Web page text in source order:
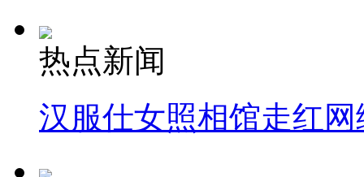
热点新闻
汉服仕女照相馆走红网